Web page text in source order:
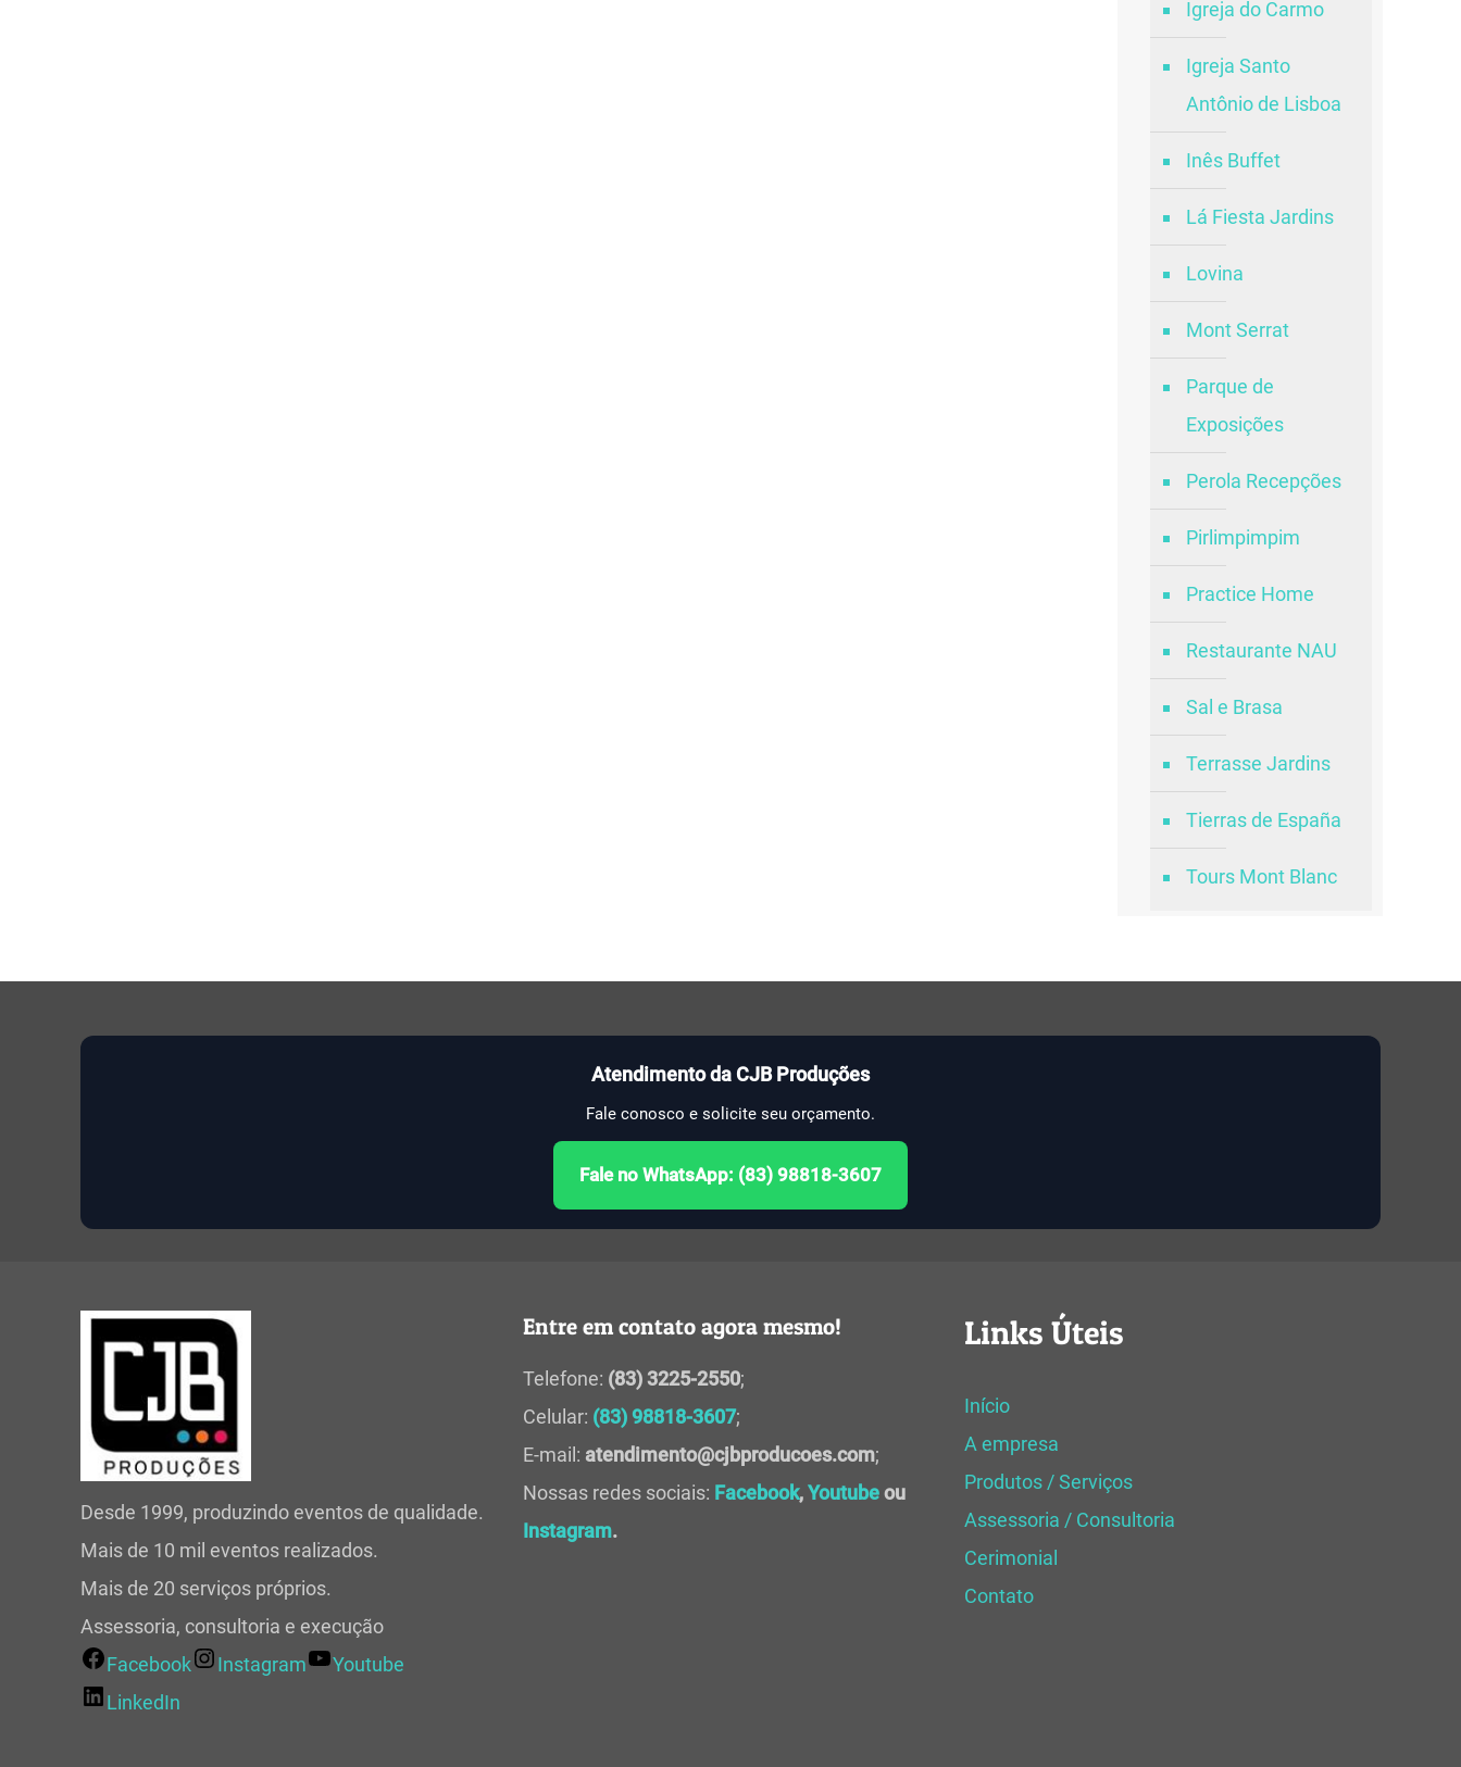
Igreja do Carmo
Igreja Santo
Antônio de Lisboa
Inês Buffet
Lá Fiesta Jardins
Lovina
Mont Serrat
Parque de
Exposições
Perola Recepções
Pirlimpimpim
Practice Home
Restaurante NAU
Sal e Brasa
Terrasse Jardins
Tierras de España
Tours Mont Blanc
Atendimento da CJB Produções
Fale conosco e solicite seu orçamento.
Fale no WhatsApp: (83) 98818-3607
Desde 1999, produzindo eventos de qualidade.
Mais de 10 mil eventos realizados.
Mais de 20 serviços próprios.
Assessoria, consultoria e execução
Facebook
Instagram
Youtube
LinkedIn
Entre em contato agora mesmo!
Telefone: (83) 3225-2550;
Celular: (83) 98818-3607;
E-mail: atendimento@cjbproducoes.com;
Nossas redes sociais: Facebook,Youtubeou
Instagram.
Links Úteis
Início
A empresa
Produtos / Serviços
Assessoria / Consultoria
Cerimonial
Contato